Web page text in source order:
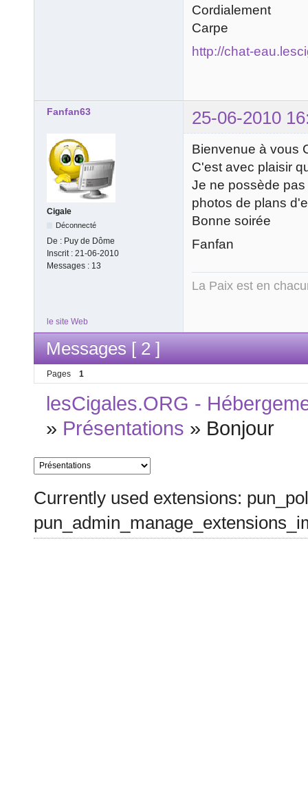
Cordialement
Carpe
http://chat-
Fanfan63 25-06-2010
Cigale
Déconnecté
De : Puy de Dôme
Inscrit : 21-06-2010
Messages : 13
Bienvenue à vous
C'est avec plaisir
Je ne possède
photos de plans
Bonne soirée
Fanfan
La Paix est en
le site Web
Messages [ 2 ]
Pages 1
lesCigales.ORG -
» Présentations » Bonjour
Currently used extensions: